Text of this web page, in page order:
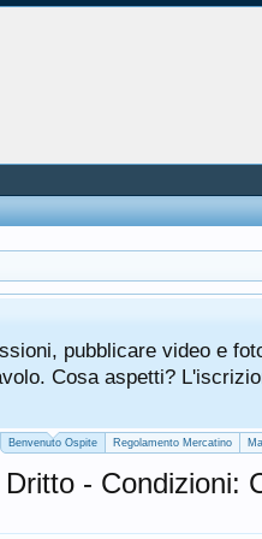
pubblicare video e
Cosa aspetti?
Benvenuto Ospite Regolamento Mercatino
- Condizioni: